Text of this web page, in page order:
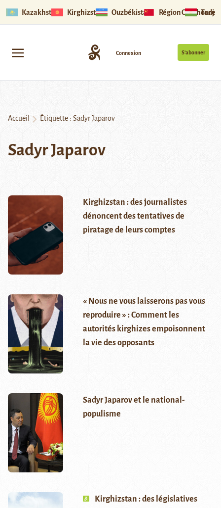
Kazakhstan Kirghizstan Ouzbékistan Région Ouïghoure
S’abonner
Connexion
Accueil Étiquette : Sadyr Japarov
Sadyr Japarov
Kirghizstan : des journalistes
dénoncent des tentatives de
piratage de leurs comptes
« Nous ne vous laisserons pas vous
reproduire » : Comment les
autorités kirghizes empoisonnent
la vie des opposants
Sadyr Japarov et le national-
populisme
Kirghizstan : des législatives